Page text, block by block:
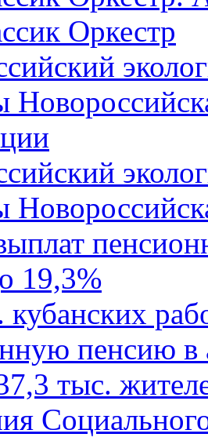
Оркестр
19,3%
кубанских
пенсию в
тыс.